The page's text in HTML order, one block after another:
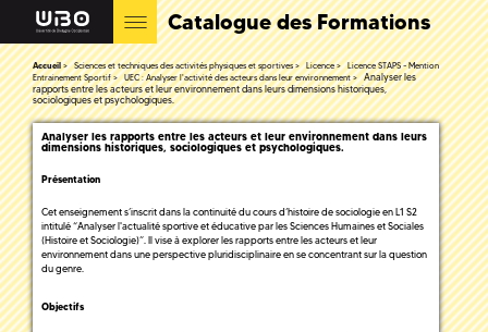
Catalogue des Formations
Accueil Sciences et techniques des activités physiques et sportives Licence
Licence STAPS - Mention
Entrainement Sportif
UEC : Analyser l'activité des acteurs dans leur environnement
Analyser les
rapports entre les acteurs et leur environnement dans leurs dimensions historiques,
sociologiques et psychologiques.
Analyser les rapports entre les acteurs et leur environnement dans leurs
dimensions historiques, sociologiques et psychologiques.
Présentation
Cet enseignement s’inscrit dans la continuité du cours d’histoire de sociologie en L1 S2
intitulé “Analyser l'actualité sportive et éducative par les Sciences Humaines et Sociales
(Histoire et Sociologie)”. Il vise à explorer les rapports entre les acteurs et leur
environnement dans une perspective pluridisciplinaire en se concentrant sur la question
du genre.
Objectifs